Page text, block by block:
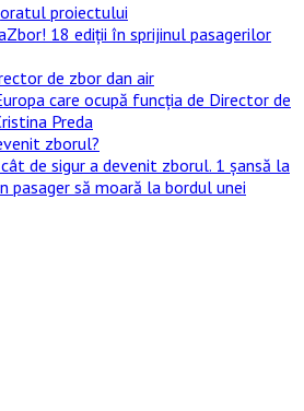
proiectului
18 ediții în sprijinul pasagerilor
care ocupă funcția de Director de
Preda
de sigur a devenit zborul. 1 șansă la
pasager să moară la bordul unei